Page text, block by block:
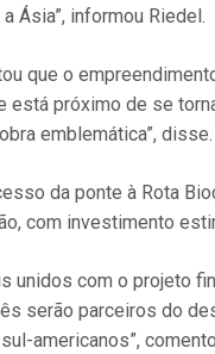
Ásia”, informou Riedel.
que o
está próximo de se
emblemática”, disse.
da ponte à Rota
com investimento
com o projeto
serão parceiros do
americanos”,